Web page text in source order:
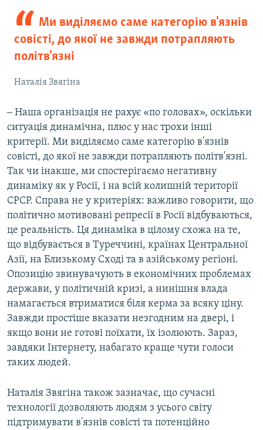
e
Ми виділяємо саме категорію в'язнів
совісті, до якої не завжди потрапляють
політв'язні
Наталія Звягіна
‒ Наша організація не рахує «по головах», оскільки
ситуація динамічна, плюс у нас трохи інші
критерії. Ми виділяємо саме категорію в'язнів
совісті, до якої не завжди потрапляють політв'язні.
Так чи інакше, ми спостерігаємо негативну
динаміку як у Росії, і на всій колишній території
СРСР. Справа не у критеріях: важливо говорити, що
політично мотивовані репресії в Росії відбуваються,
це реальність. Ця динаміка в цілому схожа на те,
що відбувається в Туреччині, країнах Центральної
Азії, на Близькому Сході та в азійському регіоні.
Опозицію звинувачують в економічних проблемах
держави, у політичній кризі, а нинішня влада
намагається втриматися біля керма за всяку ціну.
Завжди простіше вказати незгодним на двері, і
якщо вони не готові поїхати, їх ізолюють. Зараз,
завдяки Інтернету, набагато краще чути голоси
таких людей.
Наталія Звягіна також зазначає, що сучасні
технології дозволяють людям з усього світу
підтримувати в'язнів совісті та потенційно